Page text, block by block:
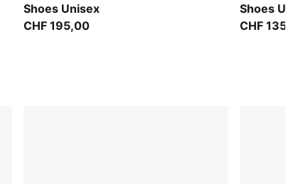
Shoes Unisex
CHF 195,00
Shoes
CHF 135,00